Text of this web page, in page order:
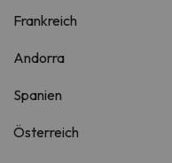
Frankreich
Andorra
Spanien
Österreich